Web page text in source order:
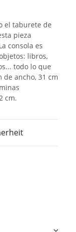
el taburete de
pieza
consola es
libros,
todo lo que
de ancho, 31 cm
cm.